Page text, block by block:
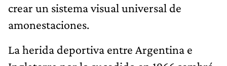
crear un sistema visual universal de
amonestaciones.
La herida deportiva entre Argentina e